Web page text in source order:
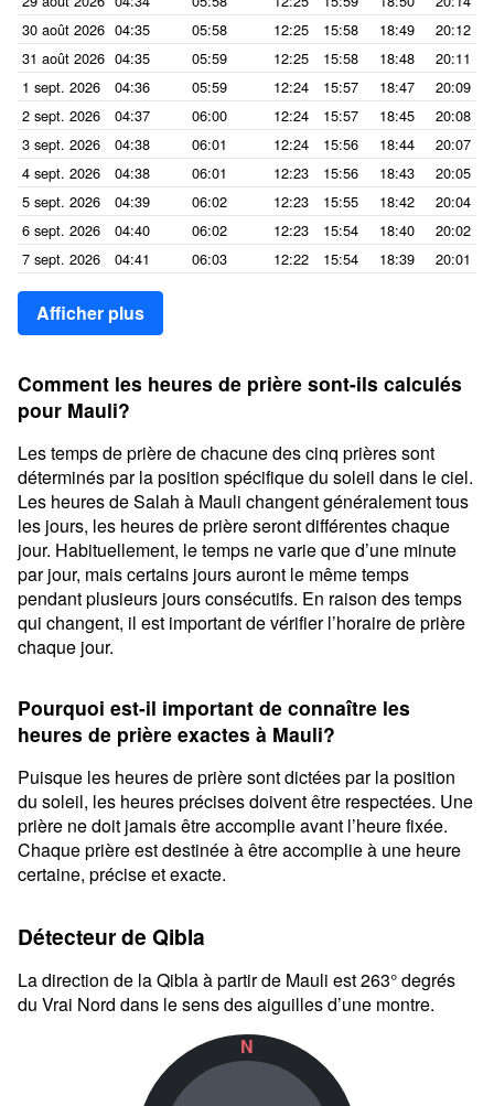
30 août 2026 04:35 05:58 12:25 15:58 18:49
20:12
31 août 2026 04:35 05:59 12:25 15:58 18:48
20:11
1 sept. 2026
04:36 05:59 12:24 15:57 18:47
20:09
2 sept. 2026
04:37 06:00 12:24 15:57 18:45
20:08
3 sept. 2026
04:38 06:01 12:24 15:56 18:44
20:07
4 sept. 2026
04:38 06:01 12:23 15:56 18:43
20:05
5 sept. 2026
04:39 06:02 12:23 15:55 18:42
20:04
6 sept. 2026
04:40 06:02 12:23 15:54 18:40
20:02
7 sept. 2026
04:41 06:03 12:22 15:54 18:39 20:01
Afficher plus
Comment les heures de prière sont-ils calculés
pour Mauli?
Les temps de prière de chacune des cinq prières sont
déterminés par la position spécifique du soleil dans le ciel.
Les heures de Salah à Mauli changent généralement tous
les jours, les heures de prière seront différentes chaque
jour. Habituellement, le temps ne varie que d’une minute
par jour, mais certains jours auront le même temps
pendant plusieurs jours consécutifs. En raison des temps
qui changent, il est important de vérifier l’horaire de prière
chaque jour.
Pourquoi est-il important de connaître les
heures de prière exactes à Mauli?
Puisque les heures de prière sont dictées par la position
du soleil, les heures précises doivent être respectées. Une
prière ne doit jamais être accomplie avant l’heure fixée.
Chaque prière est destinée à être accomplie à une heure
certaine, précise et exacte.
Détecteur de Qibla
La direction de la Qibla à partir de Mauli est 263° degrés
du Vrai Nord dans le sens des aiguilles d’une montre.
N